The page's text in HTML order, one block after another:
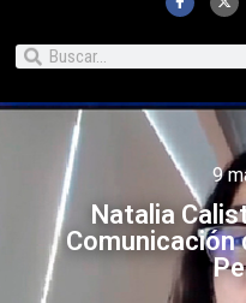
9
Natalia
Comunicación